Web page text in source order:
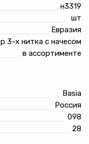
н3319
шт
Евразия
3-х нитка с начесом
в ассортименте
Basia
Россия
098
28